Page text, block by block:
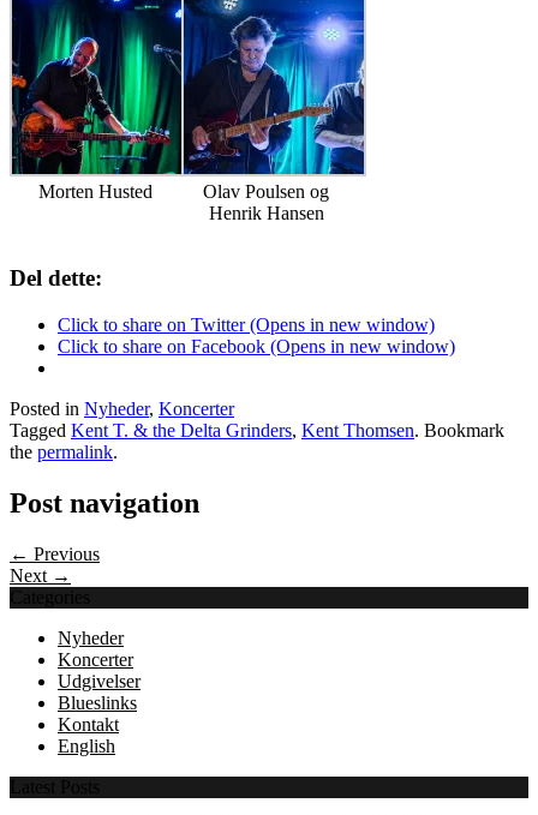
Morten Husted
Olav Poulsen og
Henrik Hansen
Del dette:
Click to share on Twitter (Opens in new window)
Click to share on Facebook (Opens in new window)
Posted in Nyheder, Koncerter
Tagged Kent T. & the Delta Grinders, Kent Thomsen. Bookmark
the permalink.
Post navigation
← Previous
Next →
Categories
Nyheder
Koncerter
Udgivelser
Blueslinks
Kontakt
English
Latest Posts